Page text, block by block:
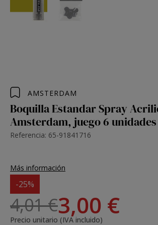
AMSTERDAM
Boquilla Estandar Spray
Amsterdam, juego 6
Referencia: 65-91841716
Más información
-25%
4,01 €3,00 €
Precio unitario (IVA incluido)